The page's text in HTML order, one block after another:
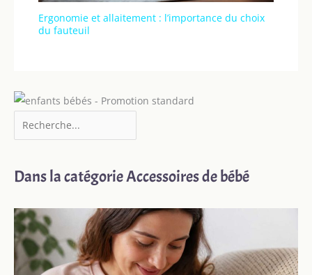
Ergonomie et allaitement : l’importance du choix
du fauteuil
Dans la catégorie Accessoires de bébé